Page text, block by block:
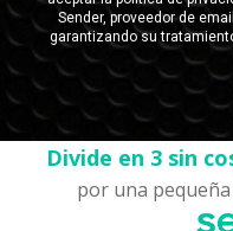
Divide en 3 sin
por una